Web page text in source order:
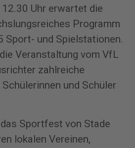
Uhr erwartet die
Programm
Sport- und Spielstationen.
Veranstaltung vom VfL
zahlreiche
und Schüler
Sportfest von Stade
lokalen Vereinen,